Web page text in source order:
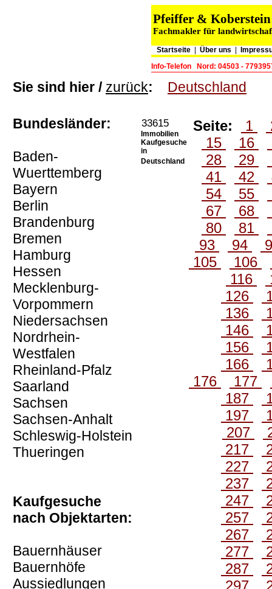
Pfeiffer &
Fachmakler für
Startseite Über uns
Info-Telefon
Nord: 04503 -
Sie sind hier / zurück: Deutschland
Bundesländer:
Baden-
Wuerttemberg
Bayern
Berlin
Brandenburg
Bremen
Hamburg
Hessen
Mecklenburg-
Vorpommern
Niedersachsen
Nordrhein-
Westfalen
Rheinland-Pfalz
Saarland
Sachsen
Sachsen-Anhalt
Schleswig-Holstein
Thueringen
Kaufgesuche
nach Objektarten:
Bauernhäuser
Bauernhöfe
Aussiedlungen
33615
Immobilien
Kaufgesuche
in
Deutschland
Seite: 1
15
16
28
29
41
42
54
55
67
68
80
81
93
94
105
106
116
126
136
146
156
166
176
177
187
197
207
217
227
237
247
257
267
277
287
297